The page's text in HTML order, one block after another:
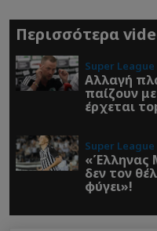
Περισσότερα
Super League
Αλλαγή
παίζουν
έρχεται
Super League
«Έλληνας
δεν τον
φύγει»!